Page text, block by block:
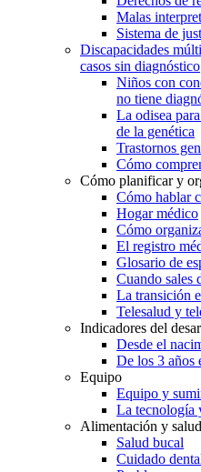
Malas
Sistema de
Discapacidades
casos sin diagnóstico
Niños con
no tiene
La odisea
de la genética
Trastornos
Cómo
Cómo planificar y
Cómo hablar
Hogar médico
Cómo
El registro
Glosario de
Cuando sales
La transición
Telesalud y
Indicadores del
Desde el
De los 3 años
Equipo
Equipo y
La tecnología
Alimentación y
Salud bucal
Cuidado